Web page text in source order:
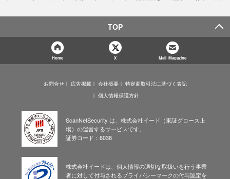
TOP
Home X Mail Magazine
お問合せ 広告掲載 会社概要
特定商取引法に基づく表記
個人情報保護方針
ScanNetSecurity は、株式会社イード（東証グロース上
場）の運営するサービスです。
証券コード：6038
株式会社イードは、個人情報の適切な取扱いを行う事業
者に対して付与されるプライバシーマークの付与認定を